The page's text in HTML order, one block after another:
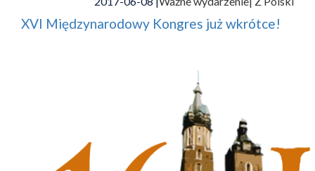
XVI Międzynarodowy Kongres już wkrótce!